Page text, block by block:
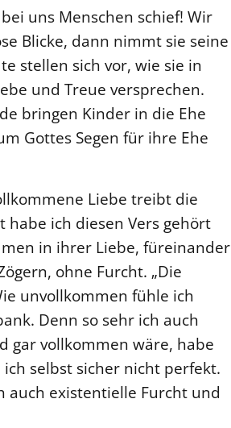
uns Menschen schief! Wir
Blicke, dann nimmt sie seine
stellen sich vor, wie sie in
und Treue versprechen.
bringen Kinder in die Ehe
Gottes Segen für ihre Ehe
Liebe treibt die
habe ich diesen Vers gehört
in ihrer Liebe, füreinander
ohne Furcht. „Die
unvollkommen fühle ich
Denn so sehr ich auch
gar vollkommen wäre, habe
selbst sicher nicht perfekt.
auch existentielle Furcht und